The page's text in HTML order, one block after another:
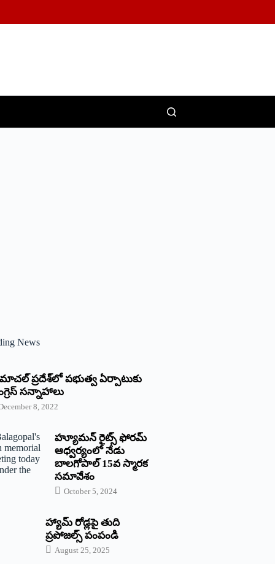
News
‌ప్రదేశ్‌లో పభుత్వ ఏర్పాటుకు
‌సన్నాహాలు
8, 2022
హ్యూమన్‌ రైట్స్‌ ఫోరమ్‌
ఆధ్వర్యంలో నేడు
బాలగోపాల్‌ 15వ స్మారక
సమావేశం
October 5, 2024
హ్యామ్‌ రోడ్లపై తుది
ప్రపోజల్స్‌ పంపండి
August 25, 2025